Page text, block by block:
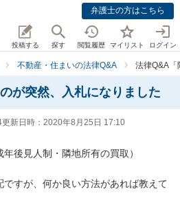
弁護士の方はこちら
投稿する 探す 閲覧履歴 マイリスト ログイン
不動産・住まいの法律Q&A 法律Q&A
が突然、入札になりました
更新日時： 2020年8月25日 17:10
後見人制・隣地所有の買取）
すが、何か良い方法があれば教えて